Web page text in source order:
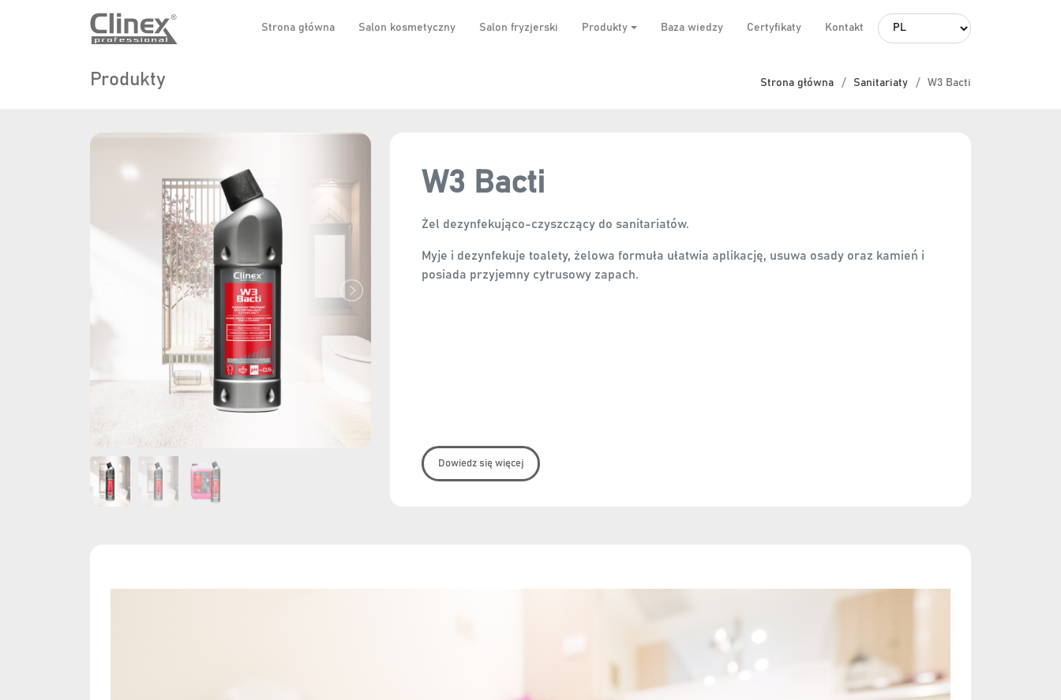
Strona główna Salon kosmetyczny Salon fryzjerski Produkty Baza wiedzy Certyfikaty Kontakt
Produkty Strona główna Sanitariaty W3 Bacti
W3 Bacti
Żel dezynfekująco-czyszczący do sanitariatów.
Myje i dezynfekuje toalety, żelowa formuła ułatwia aplikację, usuwa osady oraz kamień i
posiada przyjemny cytrusowy zapach.
Dowiedz się więcej